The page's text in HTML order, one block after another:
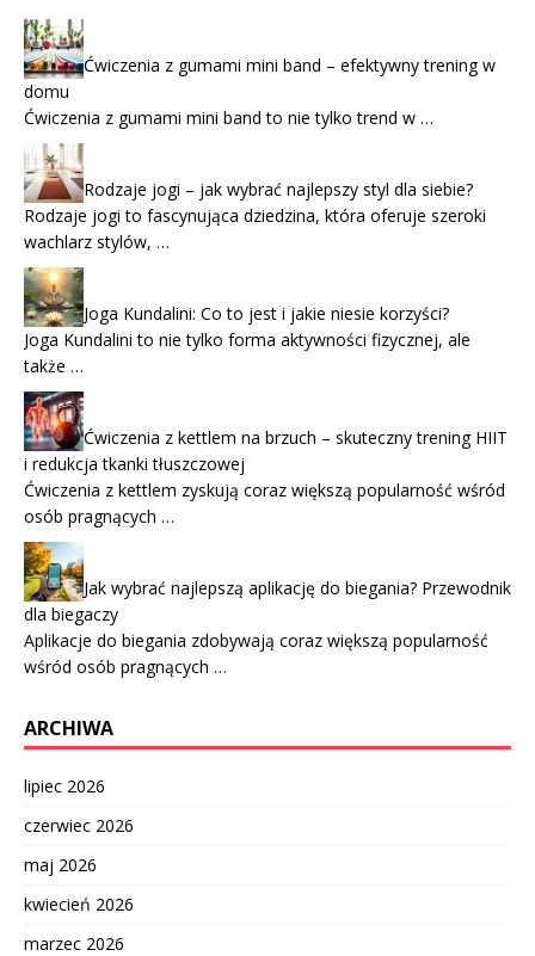
Ćwiczenia z gumami mini band – efektywny trening w
domu
Ćwiczenia z gumami mini band to nie tylko trend w …
Rodzaje jogi – jak wybrać najlepszy styl dla siebie?
Rodzaje jogi to fascynująca dziedzina, która oferuje szeroki
wachlarz stylów, …
Joga Kundalini: Co to jest i jakie niesie korzyści?
Joga Kundalini to nie tylko forma aktywności fizycznej, ale
także …
Ćwiczenia z kettlem na brzuch – skuteczny trening HIIT
i redukcja tkanki tłuszczowej
Ćwiczenia z kettlem zyskują coraz większą popularność wśród
osób pragnących …
Jak wybrać najlepszą aplikację do biegania? Przewodnik
dla biegaczy
Aplikacje do biegania zdobywają coraz większą popularność
wśród osób pragnących …
ARCHIWA
lipiec 2026
czerwiec 2026
maj 2026
kwiecień 2026
marzec 2026